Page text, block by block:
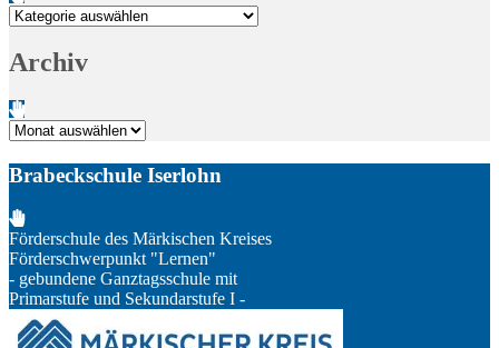
Kategorien
Archiv
Archiv
Brabeckschule Iserlohn
Förderschule des Märkischen Kreises
Förderschwerpunkt "Lernen"
- gebundene Ganztagsschule mit
Primarstufe und Sekundarstufe I -